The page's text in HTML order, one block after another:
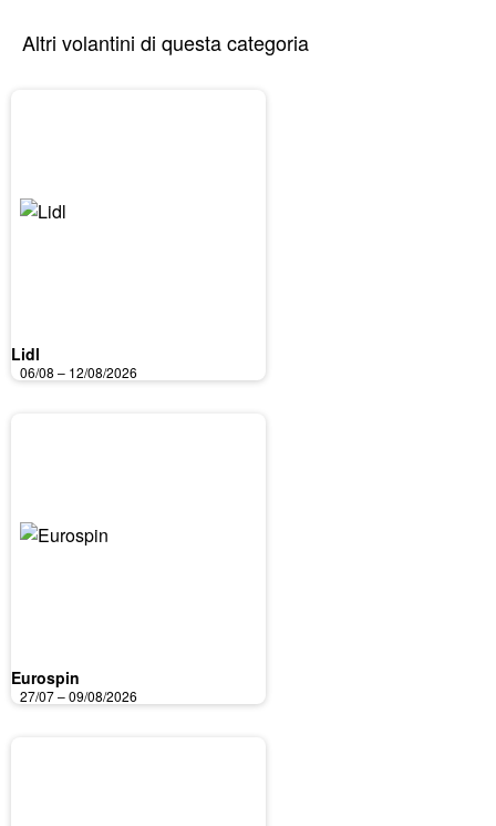
Altri volantini di questa categoria
Lidl
06/08 – 12/08/2026
Eurospin
27/07 – 09/08/2026